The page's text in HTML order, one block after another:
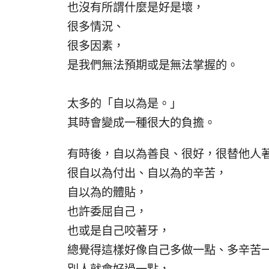
也沒有所謂什麼是好是壞，
很多情況、
很多因素，
是我們無法預期或是無法掌握的。
太多的「自以為是。」
其時會變成一種很大的負擔。
有時後，自以為善良、很好，很替他人
很自以為付出、自以為的辛苦，
自以為的體貼，
也許委屈自己，
也或是自己咬著牙，
總覺得這樣好像自己多做一點、多辛苦